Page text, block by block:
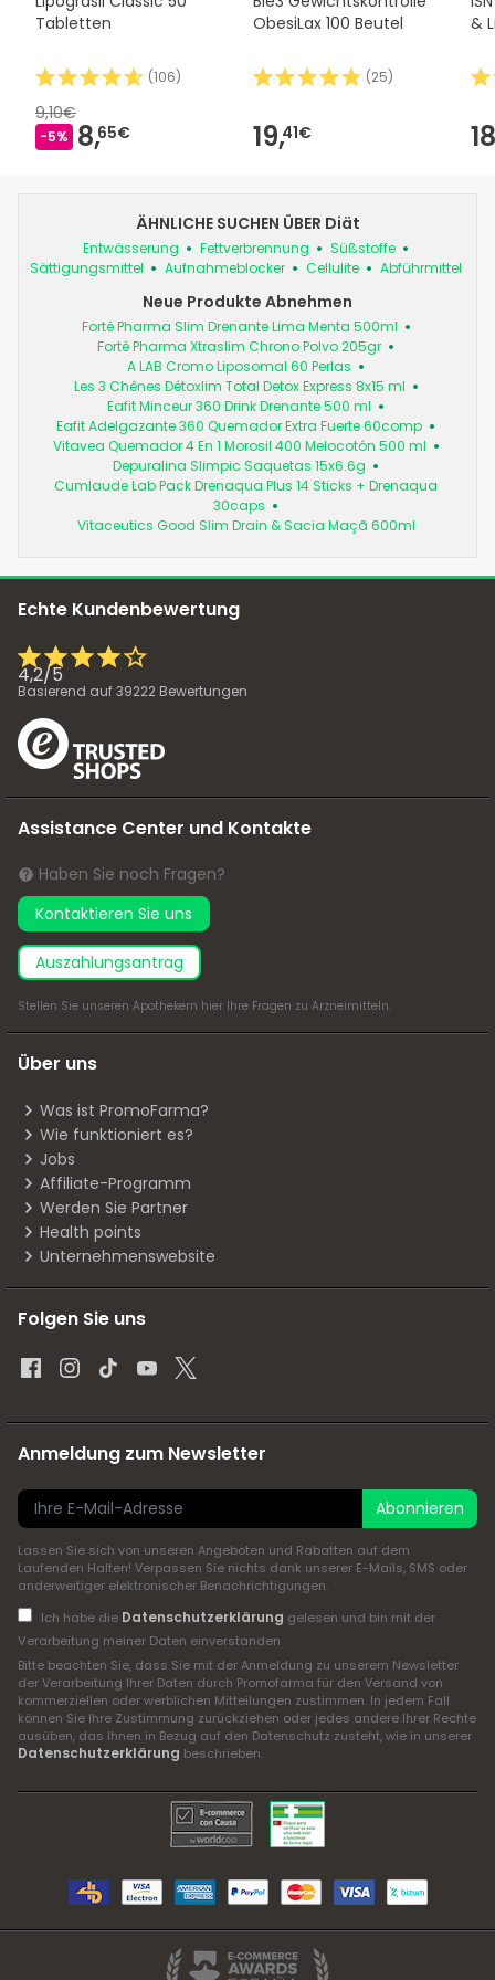
Tabletten
(106)
9,10€
-5% 8,65€
ObesiLax 100 Beutel
(25)
19,41€
&
ÄHNLICHE SUCHEN ÜBER Diät
Entwässerung Fettverbrennung
Süßstoffe
Sättigungsmittel
Aufnahmeblocker Cellulite Abführmittel
Neue Produkte Abnehmen
Forté Pharma Slim Drenante Lima Menta 500ml
Forté Pharma Xtraslim Chrono Polvo 205gr
A LAB Cromo Liposomal 60 Perlas
Les 3 Chênes Détoxlim Total Detox Express 8x15 ml
Eafit Minceur 360 Drink Drenante 500 ml
Eafit Adelgazante 360 Quemador Extra Fuerte 60comp
Vitavea Quemador 4 En 1 Morosil 400 Melocotón 500 ml
Depuralina Slimpic Saquetas 15x6.6g
Cumlaude Lab Pack Drenaqua Plus 14 Sticks + Drenaqua
30caps
Vitaceutics Good Slim Drain & Sacia Maçã 600ml
Echte Kundenbewertung
4,2/5
Basierend auf39222 Bewertungen
Assistance Center und Kontakte
Haben Sie noch Fragen?
Kontaktieren Sie uns
Auszahlungsantrag
Stellen Sie unseren Apothekern hier Ihre Fragen zu Arzneimitteln.
Über uns
Was ist PromoFarma?
Wie funktioniert es?
Jobs
Affiliate-Programm
Werden Sie Partner
Health points
Unternehmenswebsite
Folgen Sie uns
Anmeldung zum Newsletter
Abonnieren
Lassen Sie sich von unseren Angeboten und Rabatten auf dem
Laufenden Halten! Verpassen Sie nichts dank unserer E-Mails, SMS oder
anderweitiger elektronischer Benachrichtigungen.
Ich habe die Datenschutzerklärung gelesen und bin mit der
Verarbeitung meiner Daten einverstanden
Bitte beachten Sie, dass Sie mit der Anmeldung zu unserem Newsletter
der Verarbeitung Ihrer Daten durch Promofarma für den Versand von
kommerziellen oder werblichen Mitteilungen zustimmen. In jedem Fall
können Sie Ihre Zustimmung zurückziehen oder jedes andere Ihrer Rechte
ausüben, das Ihnen in Bezug auf den Datenschutz zusteht, wie in unserer
Datenschutzerklärung beschrieben.